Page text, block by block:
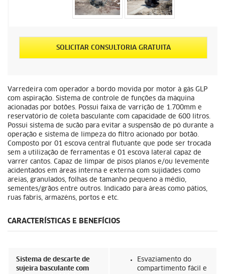
SOLICITAR CONSULTORIA GRATUITA
Varredeira com operador a bordo movida por motor à gás GLP
com aspiração. Sistema de controle de funções da máquina
acionadas por botões. Possui faixa de varrição de 1.700mm e
reservatório de coleta basculante com capacidade de 600 litros.
Possui sistema de sucão para evitar a suspensão de pó durante a
operação e sistema de limpeza do filtro acionado por botão.
Composto por 01 escova central flutuante que pode ser trocada
sem a utilização de ferramentas e 01 escova lateral capaz de
varrer cantos. Capaz de limpar de pisos planos e/ou levemente
acidentados em áreas interna e externa com sujidades como
areias, granulados, folhas de tamanho pequeno a médio,
sementes/grãos entre outros. Indicado para áreas como pátios,
ruas fabris, armazéns, portos e etc.
CARACTERÍSTICAS E BENEFÍCIOS
Sistema de descarte de
sujeira basculante com
Esvaziamento do
compartimento fácil e